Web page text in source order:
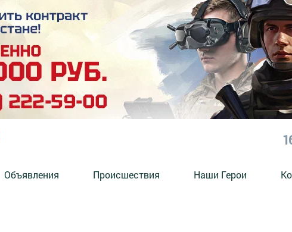
Объявления Происшествия Наши Герои